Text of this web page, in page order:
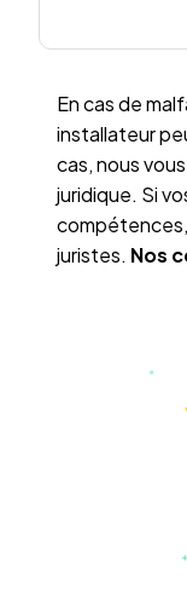
En cas de
installateur
cas, nous
juridique. Si
compétences,
juristes. Nos